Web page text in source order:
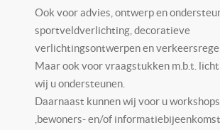
Ook voor advies, ontwerp en
sportveldverlichting, decoratieve
verlichtingsontwerpen en
Maar ook voor vraagstukken m.b.t.
wij u ondersteunen.
Daarnaast kunnen wij voor u
,bewoners- en/of